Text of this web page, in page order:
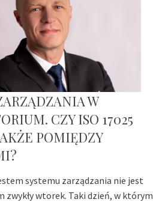
W
CZY ISO 17025
POMIĘDZY
systemu zarządzania nie jest
zwykły wtorek. Taki dzień, w którym